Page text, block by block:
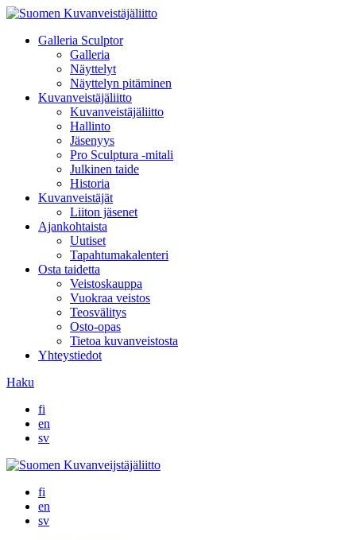
Galleria Sculptor
Galleria
Näyttelyt
Näyttelyn pitäminen
Kuvanveistäjäliitto
Kuvanveistäjäliitto
Hallinto
Jäsenyys
Pro Sculptura -mitali
Julkinen taide
Historia
Kuvanveistäjät
Liiton jäsenet
Ajankohtaista
Uutiset
Tapahtumakalenteri
Osta taidetta
Veistoskauppa
Vuokraa veistos
Teosvälitys
Osto-opas
Tietoa kuvanveistosta
Yhteystiedot
Haku
fi
en
sv
fi
en
sv